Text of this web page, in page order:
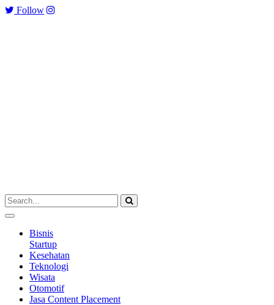
Follow
Bisnis
Startup
Kesehatan
Teknologi
Wisata
Otomotif
Jasa Content Placement